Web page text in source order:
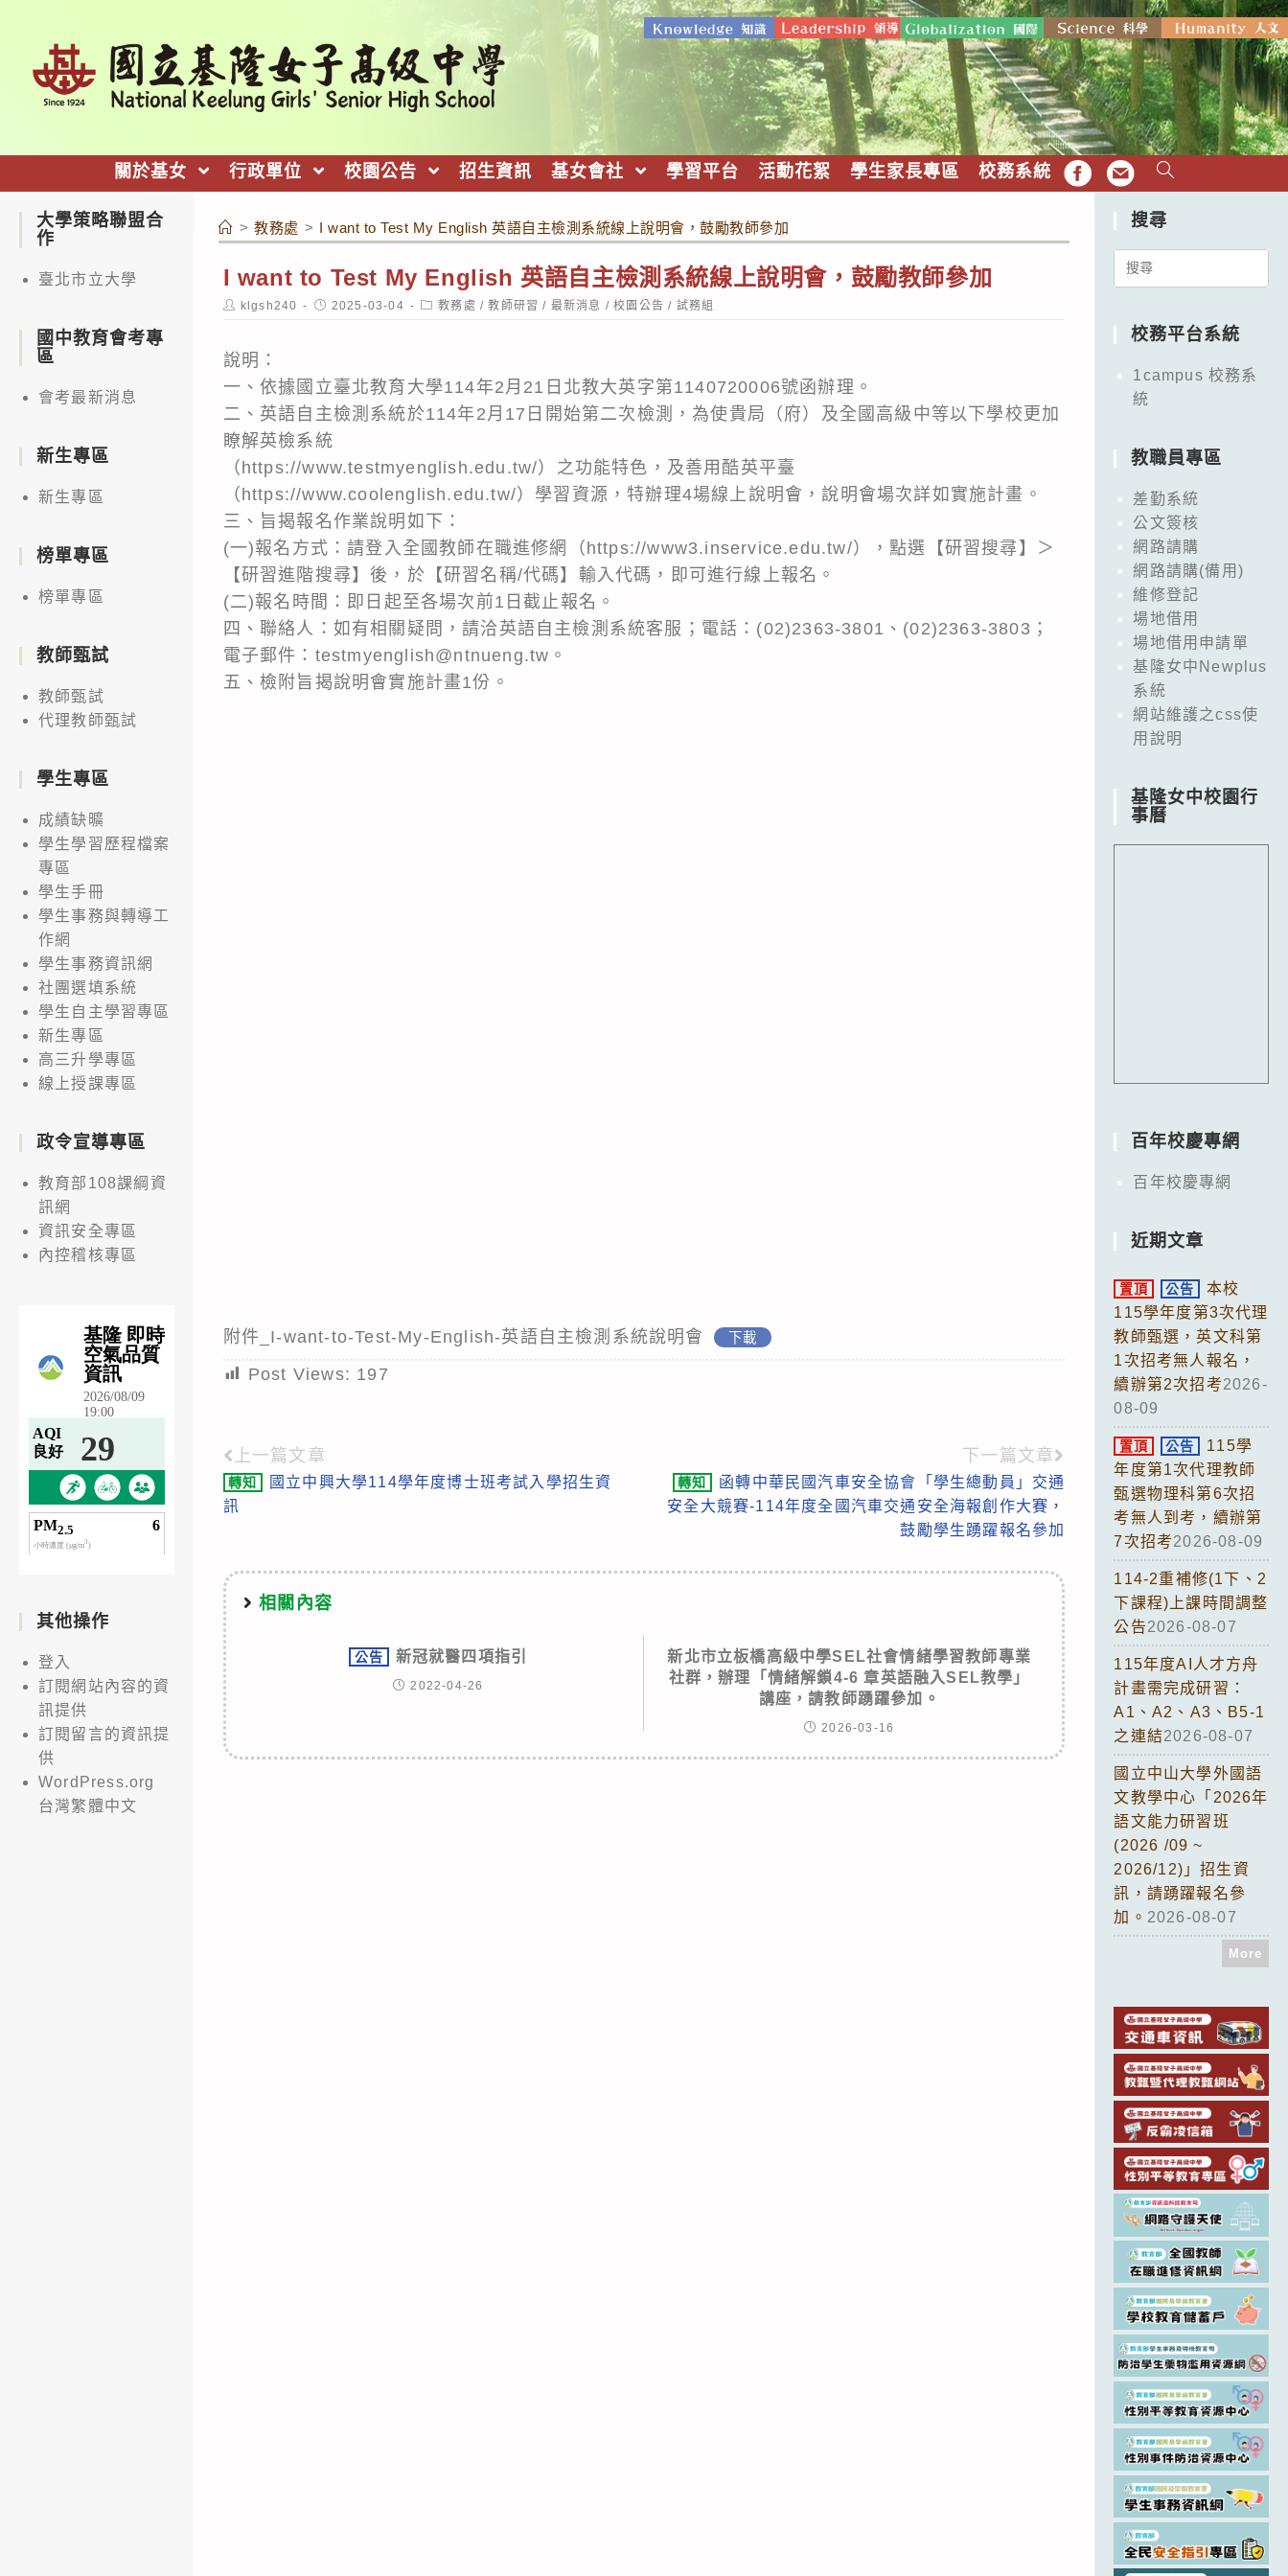
關於基女 行政單位 校園公告 招生資訊 基女會社 學習平台 活動花絮 學生家長專區 校務系統 FB EMAIL
> 教務處 > I want to Test My English 英語自主檢測系統線上說明會，鼓勵教師參加
I want to Test My English 英語自主檢測系統線上說明會，鼓勵教師參加
Post
author:
klgsh240
Post
published:
2025-03-04
Post
category:
教務處 / 教師研習 / 最新消息 / 校園公告 / 試務組
說明：
一、依據國立臺北教育大學114年2月21日北教大英字第1140720006號函辦理。
二、英語自主檢測系統於114年2月17日開始第二次檢測，為使貴局（府）及全國高級中等以下學校更加
瞭解英檢系統
（https://www.testmyenglish.edu.tw/）之功能特色，及善用酷英平臺
（https://www.coolenglish.edu.tw/）學習資源，特辦理4場線上說明會，說明會場次詳如實施計畫。
三、旨揭報名作業說明如下：
(一)報名方式：請登入全國教師在職進修網（https://www3.inservice.edu.tw/），點選【研習搜尋】＞
【研習進階搜尋】後，於【研習名稱/代碼】輸入代碼，即可進行線上報名。
(二)報名時間：即日起至各場次前1日截止報名。
四、聯絡人：如有相關疑問，請洽英語自主檢測系統客服；電話：(02)2363-3801、(02)2363-3803；
電子郵件：testmyenglish@ntnueng.tw。
五、檢附旨揭說明會實施計畫1份。
附件_I-want-to-Test-My-English-英語自主檢測系統說明會 下載
Post Views: 197
Read
more
上一篇文章
轉知
國立中興大學114學年度博士班考試入學招生資
訊
下一篇文章
轉知
函轉中華民國汽車安全協會「學生總動員」交通
安全大競賽-114年度全國汽車交通安全海報創作大賽，
鼓勵學生踴躍報名參加
相關內容
公告 新冠就醫四項指引
2022-04-26
新北市立板橋高級中學SEL社會情緒學習教師專業
社群，辦理「情緒解鎖4-6 章英語融入SEL教學」
講座，請教師踴躍參加。
2026-03-16
大學策略聯盟合
作
臺北市立大學
國中教育會考專
區
會考最新消息
新生專區
新生專區
榜單專區
榜單專區
教師甄試
教師甄試
代理教師甄試
學生專區
成績缺曠
學生學習歷程檔案
專區
學生手冊
學生事務與轉導工
作網
學生事務資訊網
社團選填系統
學生自主學習專區
新生專區
高三升學專區
線上授課專區
政令宣導專區
教育部108課綱資
訊網
資訊安全專區
內控稽核專區
其他操作
登入
訂閱網站內容的資
訊提供
訂閱留言的資訊提
供
WordPress.org
台灣繁體中文
搜尋
Search
校務平台系統
1campus 校務系
統
教職員專區
差勤系統
公文簽核
網路請購
網路請購(備用)
維修登記
場地借用
場地借用申請單
基隆女中Newplus
系統
網站維護之css使
用說明
基隆女中校園行
事曆
百年校慶專網
百年校慶專網
近期文章
置頂 公告
本校
115學年度第3次代理
教師甄選，英文科第
1次招考無人報名，
續辦第2次招考2026-
08-09
置頂 公告
115學
年度第1次代理教師
甄選物理科第6次招
考無人到考，續辦第
7次招考2026-08-09
114-2重補修(1下、2
下課程)上課時間調整
公告2026-08-07
115年度AI人才方舟
計畫需完成研習：
A1、A2、A3、B5-1
之連結2026-08-07
國立中山大學外國語
文教學中心「2026年
語文能力研習班
(2026 /09 ~
2026/12)」招生資
訊，請踴躍報名參
加。 2026-08-07
More